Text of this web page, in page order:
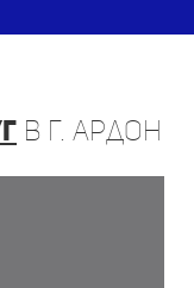
в г. Ардон